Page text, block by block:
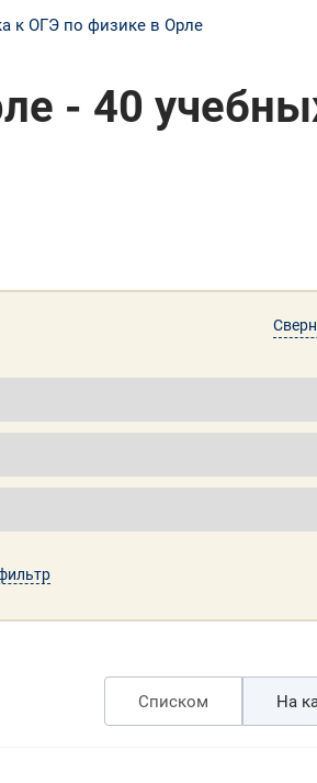
к ОГЭ по физике в Орле
- 40
Списком На